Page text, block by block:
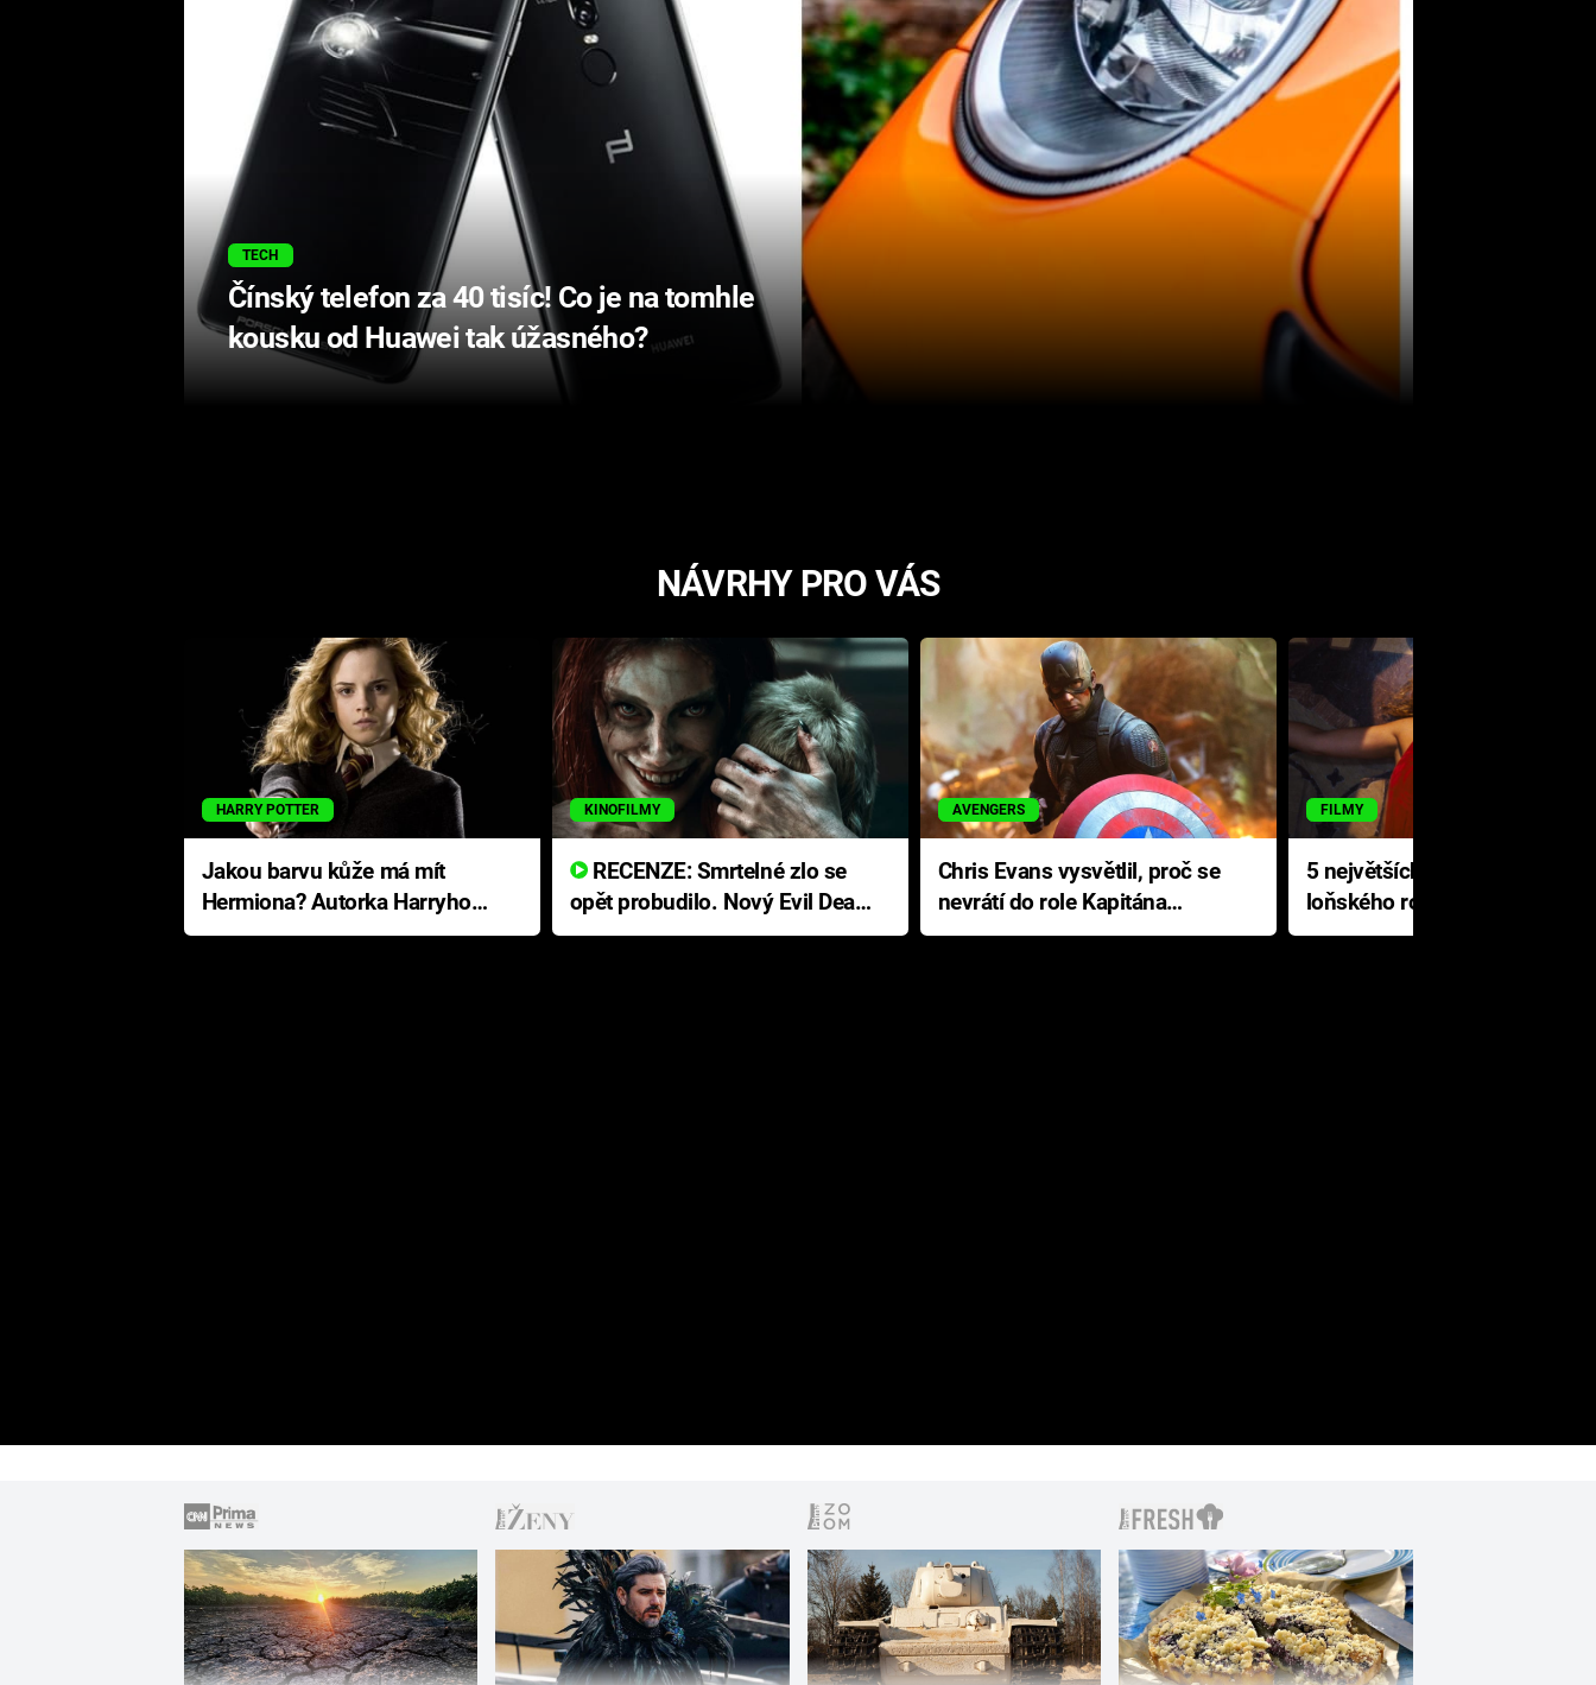
TECH
Čínský telefon za 40 tisíc! Co je na tomhle
kousku od Huawei tak úžasného?
NÁVRHY PRO VÁS
HARRY POTTER
Jakou barvu kůže má mít
Hermiona? Autorka Harryho
Pottera přišla s ráznou
KINOFILMY
RECENZE: Smrtelné zlo se
opět probudilo. Nový Evil Dead
přichází s neodolatelnou
AVENGERS
Chris Evans vysvětlil, proč se
nevrátí do role Kapitána
Ameriky
FILMY
5 největších propadáků
loňského roku: Disney na
jediné katastrofě prodělal 200